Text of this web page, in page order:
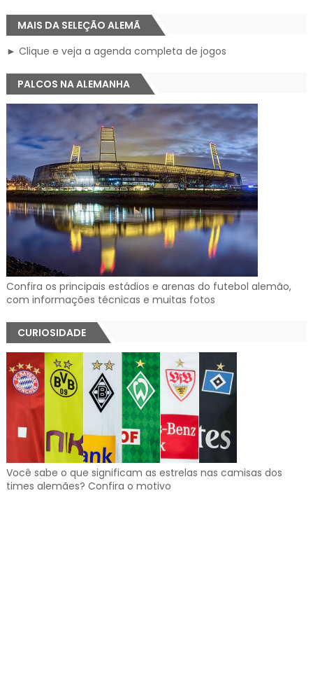
MAIS DA SELEÇÃO ALEMÃ
► Clique e veja a agenda completa de jogos
PALCOS NA ALEMANHA
Confira os principais estádios e arenas do futebol alemão,
com informações técnicas e muitas fotos
CURIOSIDADE
Você sabe o que significam as estrelas nas camisas dos
times alemães? Confira o motivo